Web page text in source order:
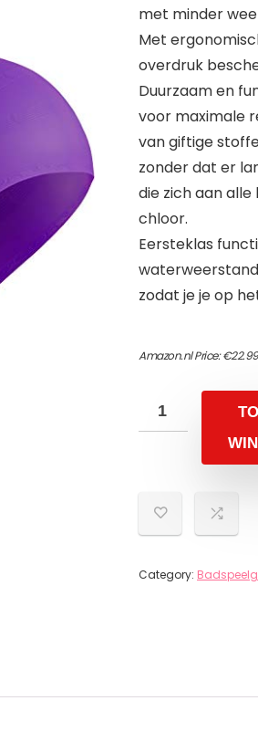
met minder
Met
overdruk
Duurzaam en
voor maximale
van giftige
zonder dat er
die zich aan
chloor.
Eersteklas
zodat je je op
Amazon.nl Price:€22.99
Category: